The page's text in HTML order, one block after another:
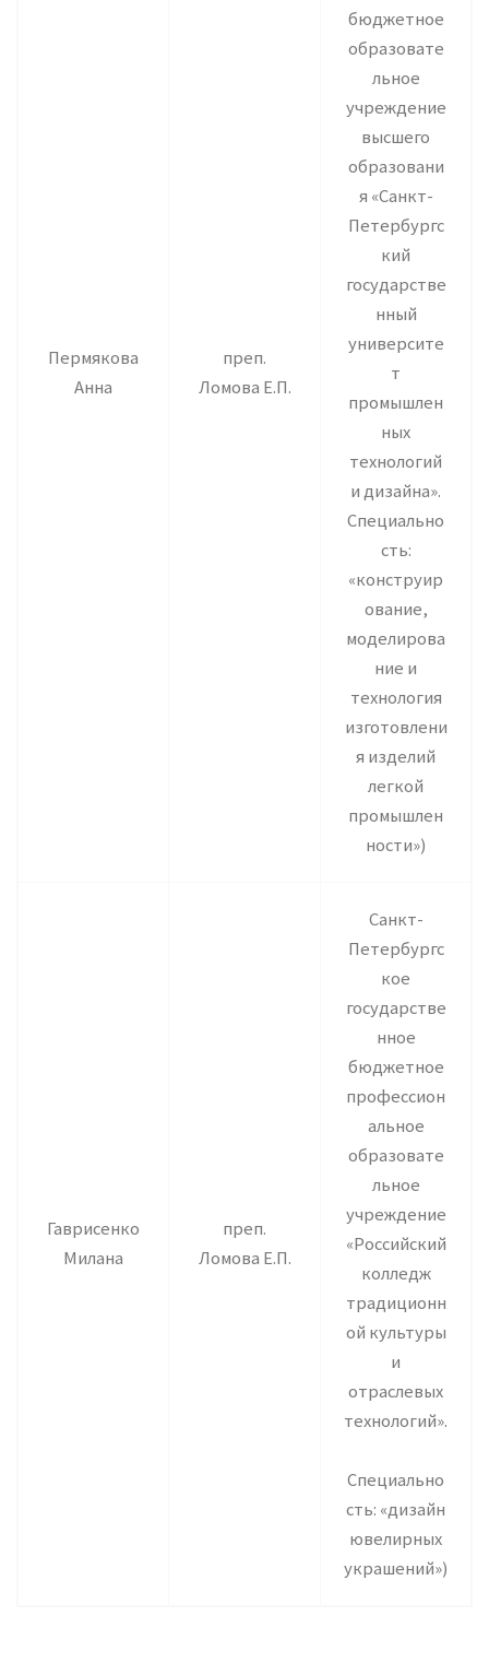
Пермякова
Анна
преп.
Ломова Е.П.
бюджетное
образовате
льное
учреждение
высшего
образовани
я «Санкт-
Петербургс
кий
государстве
нный
университе
т
промышлен
ных
технологий
и дизайна».
Специально
сть:
«конструир
ование,
моделирова
ние и
технология
изготовлени
я изделий
легкой
промышлен
ности»)
Гаврисенко
Милана
преп.
Ломова Е.П.
Санкт-
Петербургс
кое
государстве
нное
бюджетное
профессион
альное
образовате
льное
учреждение
«Российский
колледж
традиционн
ой культуры
и
отраслевых
технологий».
Специально
сть: «дизайн
ювелирных
украшений»)